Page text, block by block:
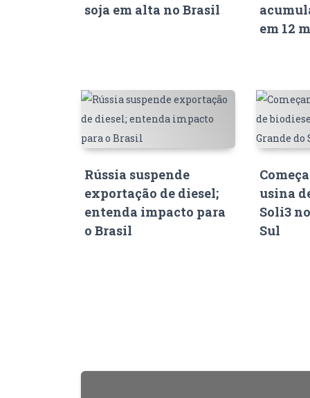
soja em alta no Brasil
em 12
Rússia suspende
exportação de diesel;
entenda impacto para
o Brasil
usina
Soli3
Sul